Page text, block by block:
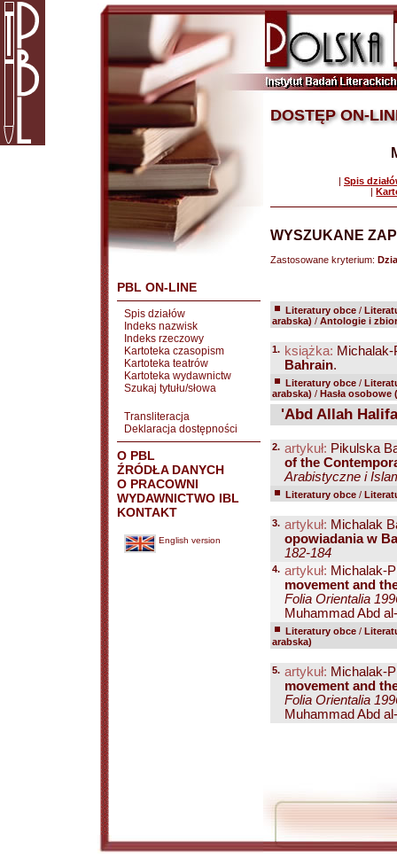
PBL ON-LINE
Spis działów
Indeks nazwisk
Indeks rzeczowy
Kartoteka czasopism
Kartoteka teatrów
Kartoteka wydawnictw
Szukaj tytułu/słowa
Transliteracja
Deklaracja dostępności
O PBL
ŹRÓDŁA DANYCH
O PRACOWNI
WYDAWNICTWO IBL
KONTAKT
English version
DOSTĘP ON-
| Spis
|
WYSZUKANE
Zastosowane kryterium:
Literatury obce /
arabska) / Antologie i
1. książka:
Bahrain.
Literatury obce /
arabska) / Hasła
'Abd Allah
2. artykuł: Pikulska
of the
Arabistyczne i
Literatury obce /
3. artykuł: Michalak
opowiadania w
182-184
4. artykuł: Michalak-
movement and
Folia Orientalia
Muhammad Abd
Literatury obce /
arabska)
5. artykuł: Michalak-
movement and
Folia Orientalia
Muhammad Abd